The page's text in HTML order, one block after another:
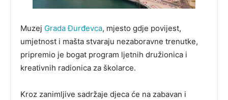
Muzej Grada Đurđevca, mjesto gdje povijest,
umjetnost i mašta stvaraju nezaboravne trenutke,
pripremio je bogat program ljetnih družionica i
kreativnih radionica za školarce.
Kroz zanimljive sadržaje djeca će na zabavan i